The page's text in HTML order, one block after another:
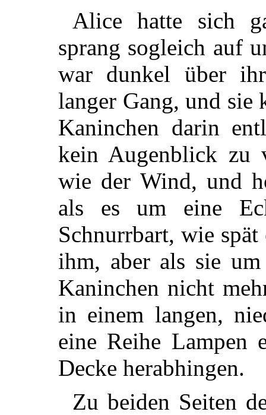
Alice hatte sich
sprang sogleich auf
war dunkel über
langer Gang, und sie
Kaninchen darin
kein Augenblick zu
wie der Wind, und
als es um eine
Schnurrbart, wie
ihm, aber als sie
Kaninchen nicht
in einem langen,
eine Reihe Lampen
Decke herabhingen.
Zu beiden Seiten